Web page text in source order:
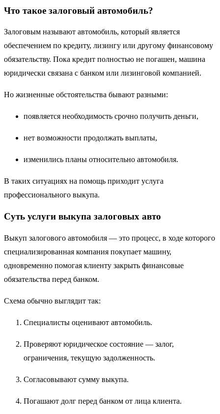
Что такое залоговый автомобиль?
Залоговым называют автомобиль, который является
обеспечением по кредиту, лизингу или другому финансовому
обязательству. Пока кредит полностью не погашен, машина
юридически связана с банком или лизинговой компанией.
Но жизненные обстоятельства бывают разными:
появляется необходимость срочно получить деньги,
нет возможности продолжать выплаты,
изменились планы относительно автомобиля.
В таких ситуациях на помощь приходит услуга
профессионального выкупа.
Суть услуги выкупа залоговых авто
Выкуп залогового автомобиля — это процесс, в ходе которого
специализированная компания покупает машину,
одновременно помогая клиенту закрыть финансовые
обязательства перед банком.
Схема обычно выглядит так:
Специалисты оценивают автомобиль.
Проверяют юридическое состояние — залог,
ограничения, текущую задолженность.
Согласовывают сумму выкупа.
Погашают долг перед банком от лица клиента.